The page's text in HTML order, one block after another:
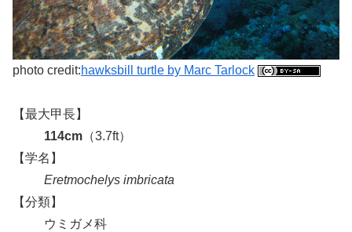
photo credit:hawksbill turtle by Marc Tarlock
【最大甲長】
114cm （3.7ft）
【学名】
Eretmochelys imbricata
【分類】
ウミガメ科